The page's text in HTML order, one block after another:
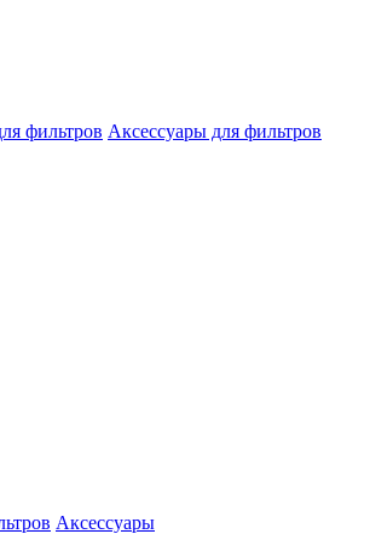
фильтров Аксессуары для фильтров
Аксессуары